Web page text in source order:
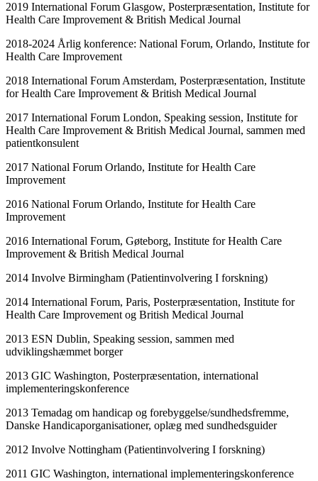
2019 International Forum Glasgow, Posterpræsentation, Institute for
Health Care Improvement & British Medical Journal
2018-2024 Årlig konference: National Forum, Orlando, Institute for
Health Care Improvement
2018 International Forum Amsterdam, Posterpræsentation, Institute
for Health Care Improvement & British Medical Journal
2017 International Forum London, Speaking session, Institute for
Health Care Improvement & British Medical Journal, sammen med
patientkonsulent
2017 National Forum Orlando, Institute for Health Care
Improvement
2016 National Forum Orlando, Institute for Health Care
Improvement
2016 International Forum, Gøteborg, Institute for Health Care
Improvement & British Medical Journal
2014 Involve Birmingham (Patientinvolvering I forskning)
2014 International Forum, Paris, Posterpræsentation, Institute for
Health Care Improvement og British Medical Journal
2013 ESN Dublin, Speaking session, sammen med
udviklingshæmmet borger
2013 GIC Washington, Posterpræsentation, international
implementeringskonference
2013 Temadag om handicap og forebyggelse/sundhedsfremme,
Danske Handicaporganisationer, oplæg med sundhedsguider
2012 Involve Nottingham (Patientinvolvering I forskning)
2011 GIC Washington, international implementeringskonference